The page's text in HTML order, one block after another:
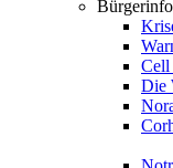
Cell
Die